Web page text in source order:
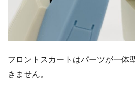
フロントスカートはパーツが一体
きません。